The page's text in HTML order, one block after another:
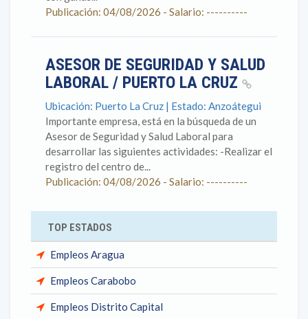
Publicación: 04/08/2026 - Salario: ----------
ASESOR DE SEGURIDAD Y SALUD
LABORAL / PUERTO LA CRUZ
Ubicación: Puerto La Cruz | Estado: Anzoátegui
Importante empresa, está en la búsqueda de un
Asesor de Seguridad y Salud Laboral para
desarrollar las siguientes actividades: -Realizar el
registro del centro de...
Publicación: 04/08/2026 - Salario: ----------
TOP ESTADOS
Empleos Aragua
Empleos Carabobo
Empleos Distrito Capital